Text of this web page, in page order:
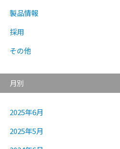
製品情報
採用
その他
月別
2025年6月
2025年5月